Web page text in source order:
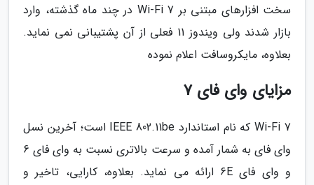
سخت افزارهای مبتنی بر Wi-Fi 7 در چند ماه گذشته، وارد
بازار شدند ولی ویندوز 11 فعلی از آن پشتیبانی نمی نماید.
بعلاوه، مایکروسافت اعلام نموده
مزایای وای فای 7
Wi-Fi 7 که نام استاندارد IEEE 802.11be است؛ آخرین نسل
وای فای به شمار آمده و سرعت بالاتری نسبت به وای فای 6
و وای فای 6E ارائه می نماید. بعلاوه، کارایی، تاخیر و